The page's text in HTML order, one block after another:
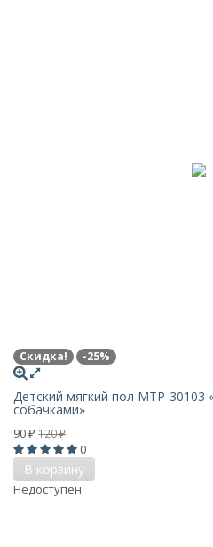
Скидка! -25%
Детский мягкий пол MTP-30103
собачками»
90 ₽ 120₽
0
В корзину
Недоступен